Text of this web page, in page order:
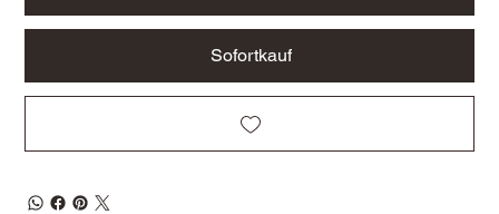
Sofortkauf